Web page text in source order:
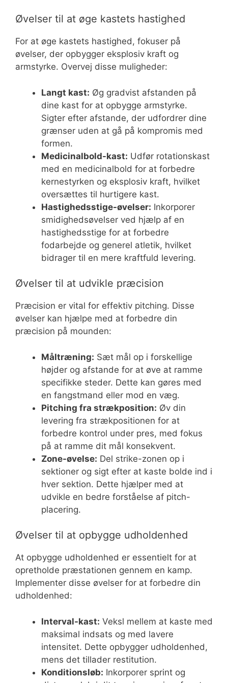
Øvelser til at øge kastets hastighed
For at øge kastets hastighed, fokuser på
øvelser, der opbygger eksplosiv kraft og
armstyrke. Overvej disse muligheder:
Langt kast: Øg gradvist afstanden på
dine kast for at opbygge armstyrke.
Sigter efter afstande, der udfordrer dine
grænser uden at gå på kompromis med
formen.
Medicinalbold-kast: Udfør rotationskast
med en medicinalbold for at forbedre
kernestyrken og eksplosiv kraft, hvilket
oversættes til hurtigere kast.
Hastighedsstige-øvelser: Inkorporer
smidighedsøvelser ved hjælp af en
hastighedsstige for at forbedre
fodarbejde og generel atletik, hvilket
bidrager til en mere kraftfuld levering.
Øvelser til at udvikle præcision
Præcision er vital for effektiv pitching. Disse
øvelser kan hjælpe med at forbedre din
præcision på mounden:
Måltræning: Sæt mål op i forskellige
højder og afstande for at øve at ramme
specifikke steder. Dette kan gøres med
en fangstmand eller mod en væg.
Pitching fra strækposition: Øv din
levering fra strækpositionen for at
forbedre kontrol under pres, med fokus
på at ramme dit mål konsekvent.
Zone-øvelse: Del strike-zonen op i
sektioner og sigt efter at kaste bolde ind i
hver sektion. Dette hjælper med at
udvikle en bedre forståelse af pitch-
placering.
Øvelser til at opbygge udholdenhed
At opbygge udholdenhed er essentielt for at
opretholde præstationen gennem en kamp.
Implementer disse øvelser for at forbedre din
udholdenhed:
Interval-kast: Veksl mellem at kaste med
maksimal indsats og med lavere
intensitet. Dette opbygger udholdenhed,
mens det tillader restitution.
Konditionsløb: Inkorporer sprint og